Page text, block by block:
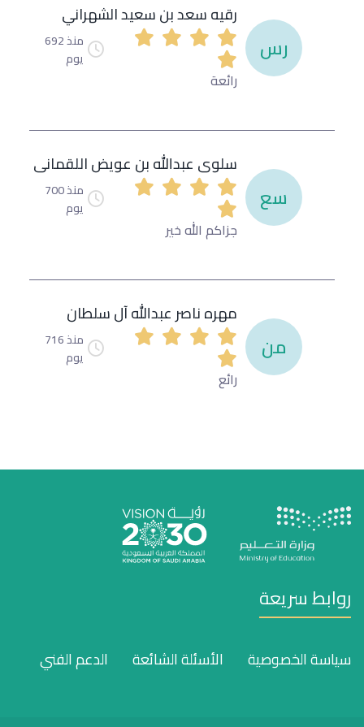
رس
رقيه سعد بن سعيد الشهراني
منذ 692
يوم
رائعة
سع
سلوى عبدالله بن عويض اللقمانى
منذ 700
يوم
جزاكم الله خير
من
مهره ناصر عبدالله آل سلطان
منذ 716
يوم
رائع
روابط سريعة
سياسة الخصوصية الأسئلة الشائعة الدعم الفني